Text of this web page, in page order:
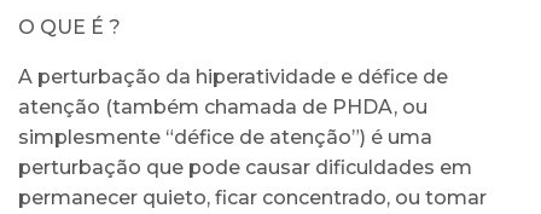
O QUE É ?
A perturbação da hiperatividade e défice de
atenção (também chamada de PHDA, ou
simplesmente “défice de atenção”) é uma
perturbação que pode causar dificuldades em
permanecer quieto, ficar concentrado, ou tomar